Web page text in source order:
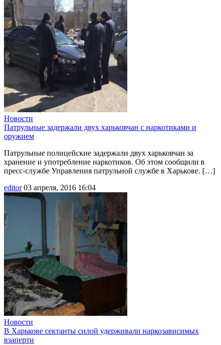
Новости
Патрульные задержали двух харьковчан с наркотиками и
оружием
Патрульные полицейские задержали двух харьковчан за
хранение и употребление наркотиков. Об этом сообщили в
пресс-службе Управления патрульной службе в Харькове. […]
editor 03 апреля, 2016 16:04
Новости
В Харькове сектанты силой удерживали наркозависимых
взаперти